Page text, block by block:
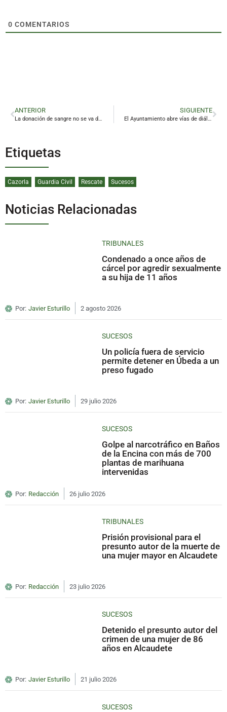
0 COMENTARIOS
ANTERIOR
La donación de sangre no se va de vacaciones
SIGUIENTE
El Ayuntamiento abre vías de diálogo con Mecacontrol para que recupere la actividad
Etiquetas
Cazorla Guardia Civil Rescate Sucesos
Noticias Relacionadas
TRIBUNALES
Condenado a once años de
cárcel por agredir sexualmente
a su hija de 11 años
Por: Javier Esturillo 2 agosto 2026
SUCESOS
Un policía fuera de servicio
permite detener en Úbeda a un
preso fugado
Por: Javier Esturillo 29 julio 2026
SUCESOS
Golpe al narcotráfico en Baños
de la Encina con más de 700
plantas de marihuana
intervenidas
Por: Redacción 26 julio 2026
TRIBUNALES
Prisión provisional para el
presunto autor de la muerte de
una mujer mayor en Alcaudete
Por: Redacción 23 julio 2026
SUCESOS
Detenido el presunto autor del
crimen de una mujer de 86
años en Alcaudete
Por: Javier Esturillo 21 julio 2026
SUCESOS